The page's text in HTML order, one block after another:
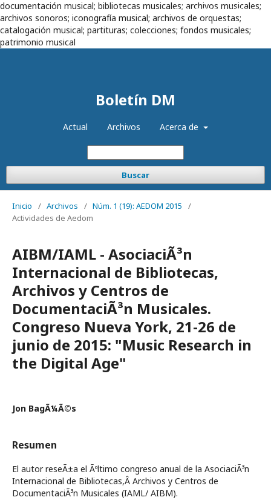
documentación musical; bibliotecas musicales; archivos musicales;
archivos sonoros; iconografía musical; archivos de orquestas;
catalogación musical; partituras; colecciones; fondos musicales;
patrimonio musical
Boletín DM
Actual Archivos Acerca de
Buscar
Registrarse Entrar
Inicio / Archivos / Núm. 1 (19): AEDOM 2015
/
Actividades de Aedom
AIBM/IAML - AsociaciÃ³n
Internacional de Bibliotecas,
Archivos y Centros de
DocumentaciÃ³n Musicales.
Congreso Nueva York, 21-26 de
junio de 2015: "Music Research in
the Digital Age"
Jon BagÃ¼Ã©s
Resumen
El autor reseÃ±a el Ãºltimo congreso anual de la AsociaciÃ³n
Internacional de Bibliotecas,Â Archivos y Centros de
DocumentaciÃ³n Musicales (IAML/ AIBM).